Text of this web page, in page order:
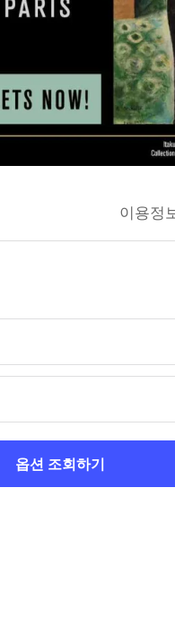
이용정
옵션 조회하기